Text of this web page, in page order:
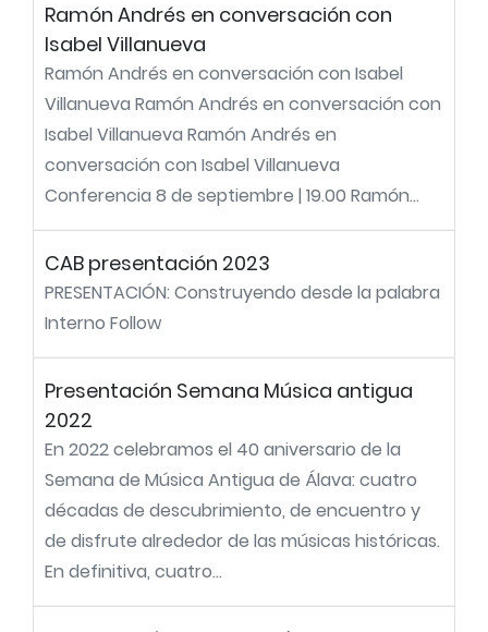
Ramón Andrés en conversación con
Isabel Villanueva
Ramón Andrés en conversación con Isabel
Villanueva Ramón Andrés en conversación con
Isabel Villanueva Ramón Andrés en
conversación con Isabel Villanueva
Conferencia 8 de septiembre | 19.00 Ramón...
CAB presentación 2023
PRESENTACIÓN: Construyendo desde la palabra
Interno Follow
Presentación Semana Música antigua
2022
En 2022 celebramos el 40 aniversario de la
Semana de Música Antigua de Álava: cuatro
décadas de descubrimiento, de encuentro y
de disfrute alrededor de las músicas históricas.
En definitiva, cuatro...